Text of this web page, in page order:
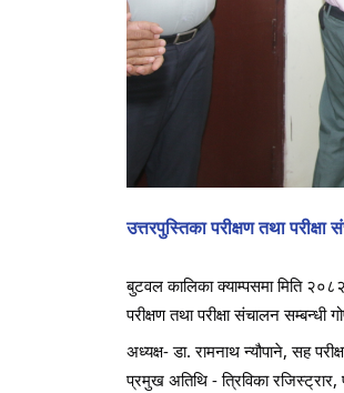
उत्तरपुस्तिका परीक्षण तथा परीक्षा
बुटवल कालिका क्याम्पसमा मिति
परीक्षण तथा परीक्षा संचालन सम्बन्धी
अध्यक्ष- डा. रामनाथ न्यौपाने, सह
प्रमुख अतिथि - त्रिविका रजिस्ट्रार,